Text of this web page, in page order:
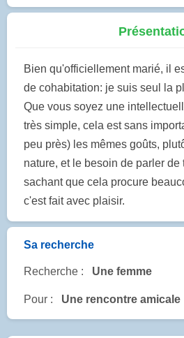
Bien qu'officiellement marié, il
de cohabitation: je suis seul la
Que vous soyez une
très simple, cela est sans
peu près) les mêmes goûts,
nature, et le besoin de parler de
sachant que cela procure
c'est fait avec plaisir.
Sa recherche
Recherche : Une femme
Pour : Une rencontre amicale